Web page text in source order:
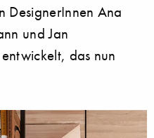
DesignerInnen Ana
und Jan
das nun